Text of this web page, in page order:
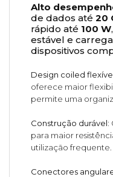
Alto
de dados até20
rápido até 100 W
estável e
dispositivos
Design coiled
oferece maior
permite uma
Construção durável:
para maior
utilização frequente.
Conectores